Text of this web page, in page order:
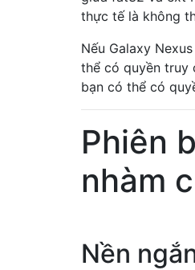
thực tế là không
Nếu Galaxy
thể có quyền truy
bạn có thể có
Phiên
nhàm
Nền